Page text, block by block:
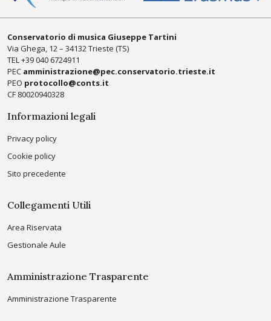
Conservatorio di musica Giuseppe Tartini
Via Ghega, 12 – 34132 Trieste (TS)
TEL +39040 6724911
PEC amministrazione@pec.conservatorio.trieste.it
PEO protocollo@conts.it
CF 80020940328
Informazioni legali
Privacy policy
Cookie policy
Sito precedente
Collegamenti Utili
Area Riservata
Gestionale Aule
Amministrazione Trasparente
Amministrazione Trasparente